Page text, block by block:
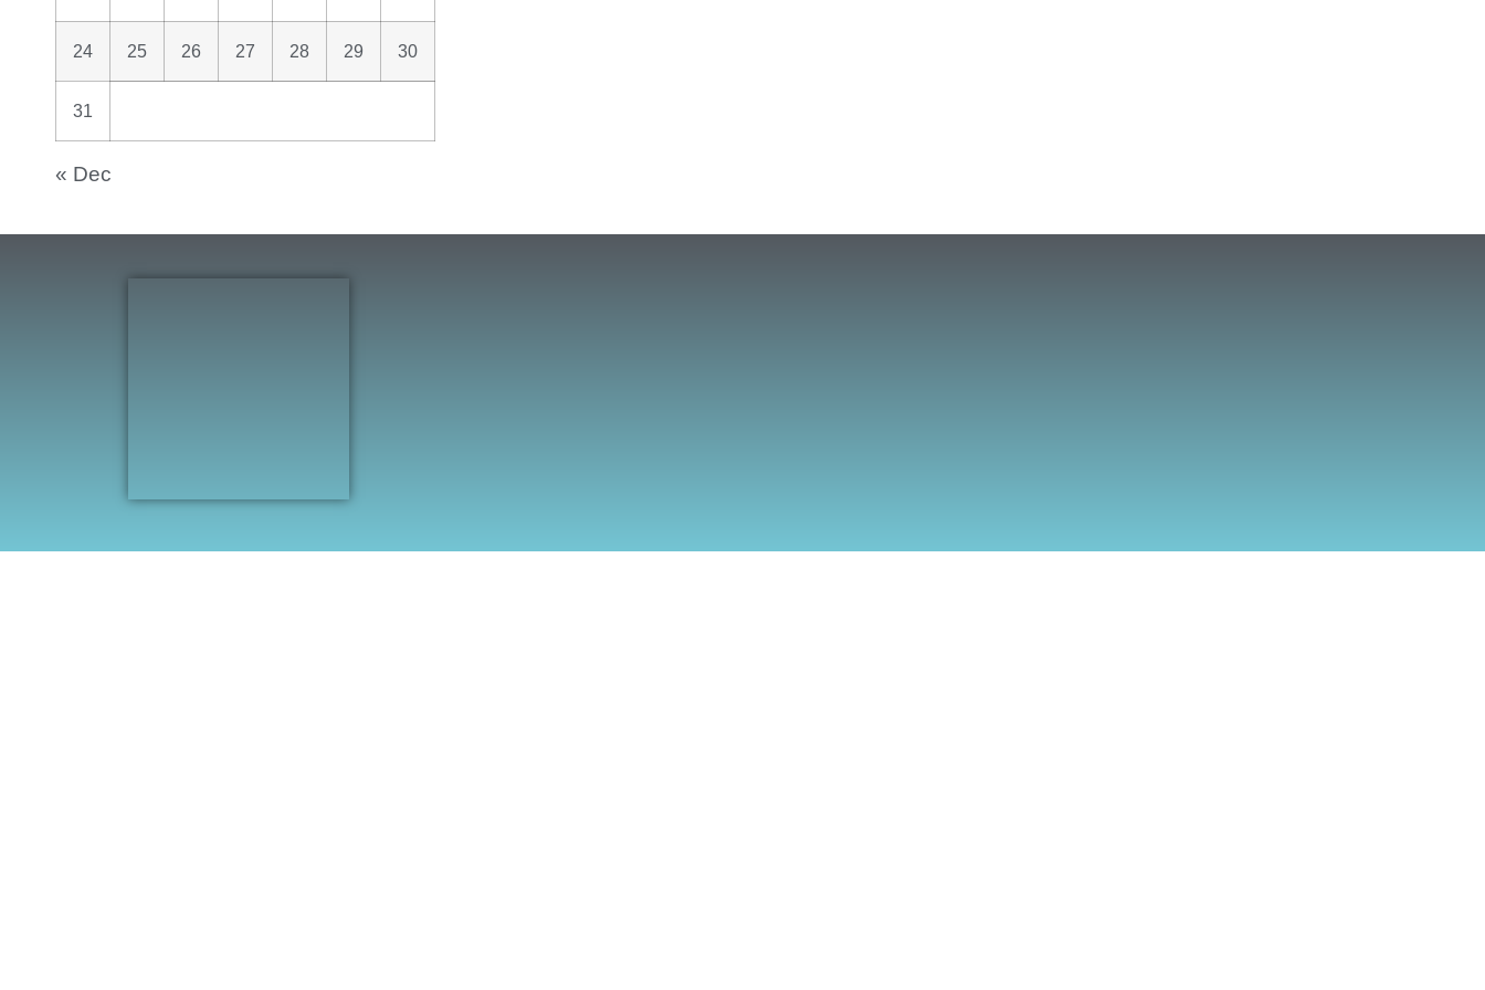
24 25 26 27 28 29 30
31
« Dec